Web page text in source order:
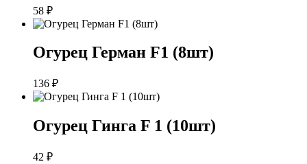
58 ₽
Огурец Герман F1 (8шт)
136 ₽
Огурец Гинга F 1 (10шт)
42 ₽